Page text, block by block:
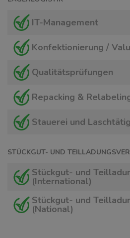
IT-Management
Konfektionierung /
Qualitätsprüfungen
Repacking &
Stauerei und
STÜCKGUT- UND
Stückgut- und
(International)
Stückgut- und
(National)